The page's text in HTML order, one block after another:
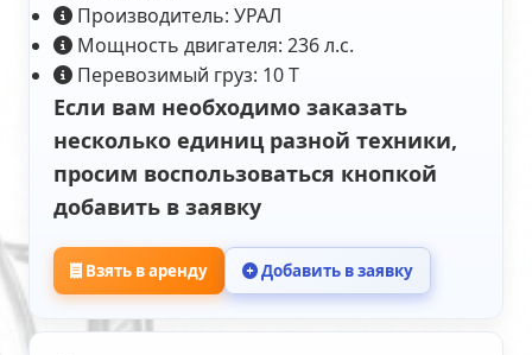
Производитель: УРАЛ
Мощность двигателя: 236 л.с.
Перевозимый груз: 10 Т
Если вам необходимо заказать
несколько единиц разной техники,
просим воспользоваться кнопкой
добавить в заявку
Взять в аренду Добавить в заявку